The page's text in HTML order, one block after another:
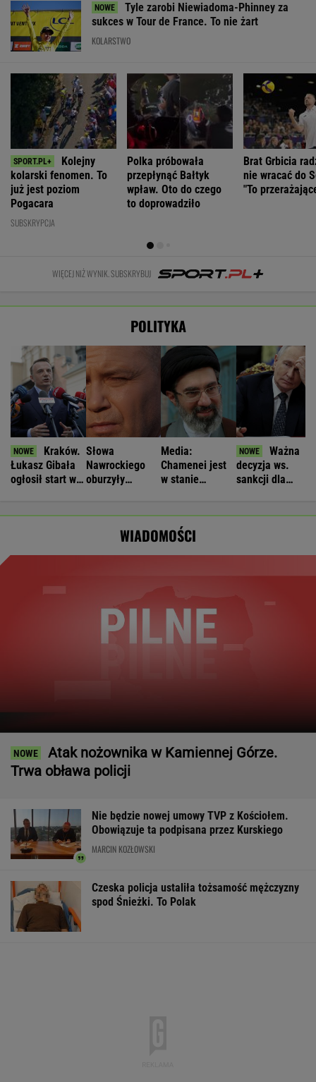
Tyle zarobi Niewiadoma-Phinney za
sukces w Tour de France. To nie żart
KOLARSTWO
Kolejny
kolarski fenomen. To
już jest poziom
Pogacara
SUBSKRYPCJA
Polka próbowała
przepłynąć Bałtyk
wpław. Oto do czego
to doprowadziło
Brat Grbicia
nie wracać do
"To
WIĘCEJ NIŻ WYNIK. SUBSKRYBUJ
POLITYKA
Kraków.
Łukasz Gibała
ogłosił start w
Słowa
Nawrockiego
oburzyły
Media:
Chamenei jest
w stanie
Ważna
decyzja ws.
sankcji dla
WIADOMOŚCI
Atak nożownika w Kamiennej Górze.
Trwa obława policji
Nie będzie nowej umowy TVP z Kościołem.
Obowiązuje ta podpisana przez Kurskiego
MARCIN KOZŁOWSKI
Czeska policja ustaliła tożsamość mężczyzny
spod Śnieżki. To Polak